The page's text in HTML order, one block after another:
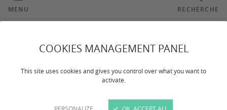
COOKIES MANAGEMENT PANEL
This site uses cookies and gives you control over what you want to
activate.
MENU RECHERCHE
ADDITEP (Addictions
France et ARS)